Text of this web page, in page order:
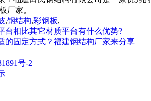
厂家。
,钢结构,彩钢板,
台相比其它材质平台有什么优势?
的固定方式？福建钢结构厂家来分享
号-2